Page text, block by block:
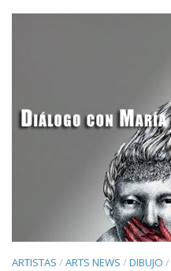
ARTISTAS /ARTS NEWS /DIBUJO /